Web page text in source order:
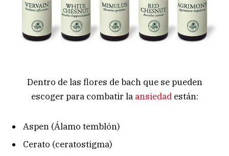
Dentro de las flores de bach que se pueden
escoger para combatir la ansiedadestán:
Aspen (Álamo temblón)
Cerato (ceratostigma)